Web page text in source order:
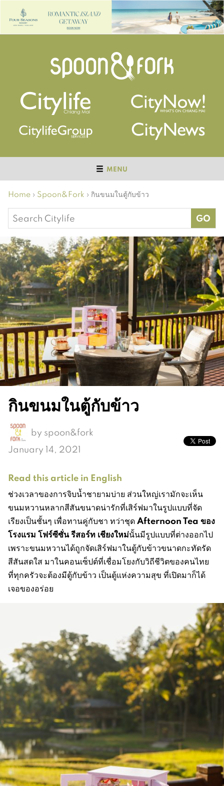
MENU
Home › Spoon&Fork › กินขนมในตู้กับข้าว
Search
for:
กินขนมในตู้กับข้าว
by spoon&fork
January 14, 2021
Read this article in English
ช่วงเวลาของการจิบน้ำชายามบ่าย ส่วนใหญ่เรามักจะเห็น
ขนมหวานหลากสีสันขนาดน่ารักที่เสิร์ฟมาในรูปแบบที่จัด
เรียงเป็นชั้นๆ เพื่อทานคู่กับชา ทว่าชุดAfternoon Tea ของ
โรงแรม โฟร์ซีซั่น รีสอร์ท เชียงใหม่นั้นมีรูปแบบที่ต่างออกไป
เพราะขนมหวานได้ถูกจัดเสิร์ฟมาในตู้กับข้าวขนาดกะทัดรัด
สีสันสดใส มาในคอนเซ็ปต์ที่เชื่อมโยงกับวิถีชีวิตของคนไทย
ที่ทุกครัวจะต้องมีตู้กับข้าว เป็นตู้แห่งความสุข ที่เปิดมาก็ได้
เจอของอร่อย